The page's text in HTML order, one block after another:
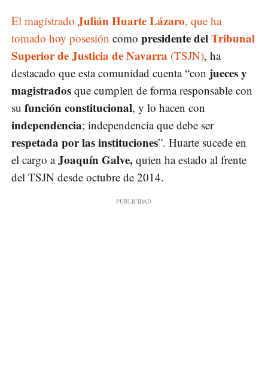
El magistrado Julián Huarte Lázaro, que ha
tomado hoy posesión como presidente delTribunal
Superior de Justicia de Navarra (TSJN), ha
destacado que esta comunidad cuenta “con jueces y
magistrados que cumplen de forma responsable con
su función constitucional, y lo hacen con
independencia; independencia que debe ser
respetada por las instituciones”. Huarte sucede en
el cargo aJoaquín Galve, quien ha estado al frente
del TSJN desde octubre de 2014.